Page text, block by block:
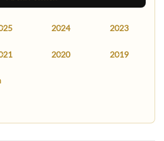
2024 2023
2020 2019